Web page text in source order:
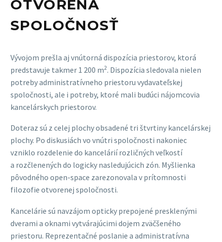
OTVORENÁ
SPOLOČNOSŤ
Vývojom prešla aj vnútorná dispozícia priestorov, ktorá
predstavuje takmer 1 200 m2. Dispozícia sledovala nielen
potreby administratívneho priestoru vydavateľskej
spoločnosti, ale i potreby, ktoré mali budúci nájomcovia
kancelárskych priestorov.
Doteraz sú z celej plochy obsadené tri štvrtiny kancelárskej
plochy. Po diskusiách vo vnútri spoločnosti nakoniec
vzniklo rozdelenie do kancelárií rozličných veľkostí
a rozčlenených do logicky nasledujúcich zón. Myšlienka
pôvodného open-space zarezonovala v prítomnosti
filozofie otvorenej spoločnosti.
Kancelárie sú navzájom opticky prepojené presklenými
dverami a oknami vytvárajúcimi dojem zväčšeného
priestoru. Reprezentačné poslanie a administratívna